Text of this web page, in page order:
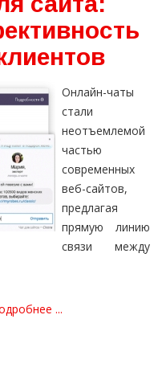
Онлайн-чаты
стали
неотъемлемой
частью
современных
веб-сайтов,
предлагая
прямую линию
связи между
...